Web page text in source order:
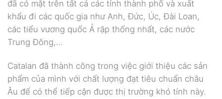
đã có mặt trên tất cả các tỉnh thành phố và xuất
khẩu đi các quốc gia như Anh, Đức, Úc, Đài Loan,
các tiểu vương quốc Ả rập thống nhất, các nước
Trung Đông,…
Catalan đã thành công trong việc giới thiệu các sản
phẩm của mình với chất lượng đạt tiêu chuẩn châu
Âu để có thể tiếp cận được thị trường khó tính này.